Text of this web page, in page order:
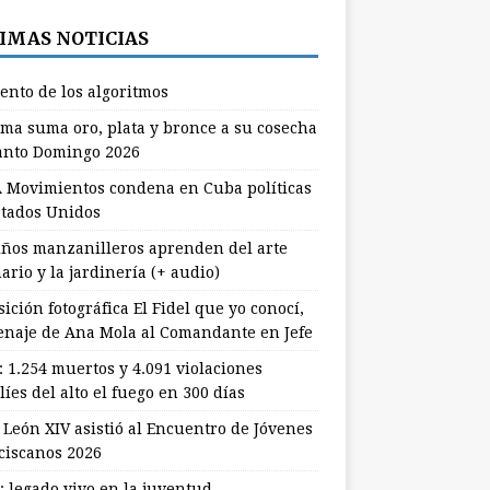
NOTICIAS
de los algoritmos
suma oro, plata y bronce a su cosecha
Domingo 2026
Movimientos condena en Cuba políticas
Unidos
manzanilleros aprenden del arte
y la jardinería (+ audio)
fotográfica El Fidel que yo conocí,
de Ana Mola al Comandante en Jefe
1.254 muertos y 4.091 violaciones
del alto el fuego en 300 días
León XIV asistió al Encuentro de Jóvenes
2026